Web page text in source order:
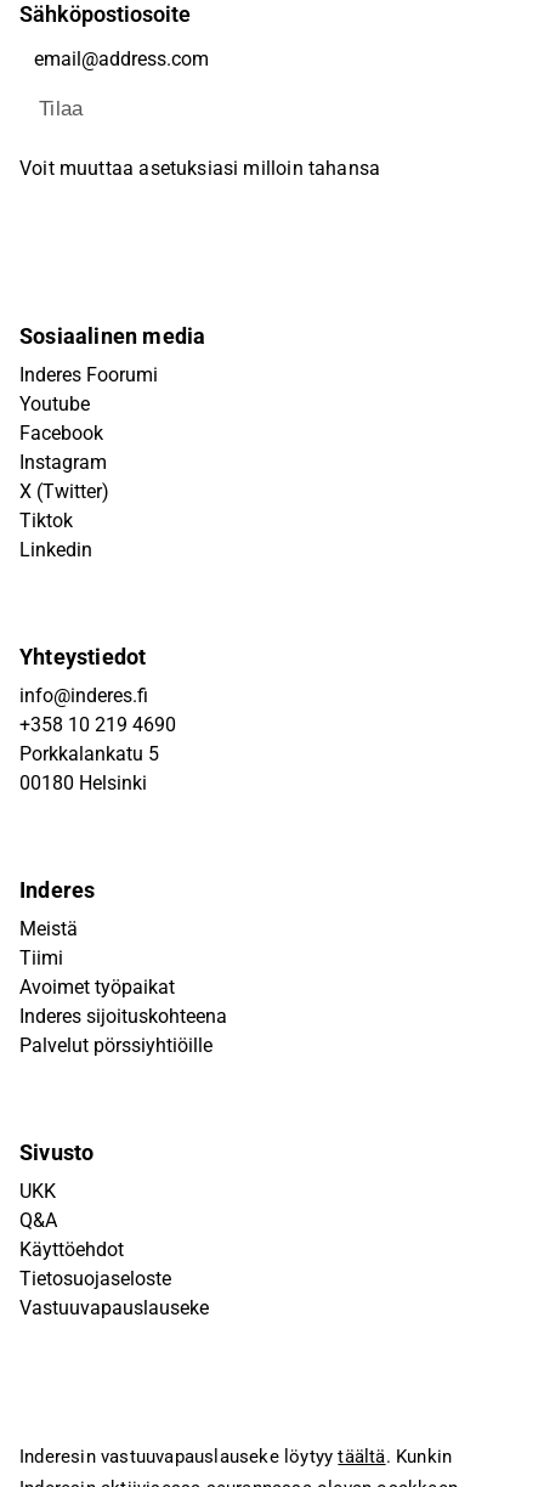
Sähköpostiosoite
Tilaa
Voit muuttaa asetuksiasi milloin tahansa
Sosiaalinen media
Inderes Foorumi
Youtube
Facebook
Instagram
X (Twitter)
Tiktok
Linkedin
Yhteystiedot
info@inderes.fi
+358 10 219 4690
Porkkalankatu 5
00180 Helsinki
Inderes
Meistä
Tiimi
Avoimet työpaikat
Inderes sijoituskohteena
Palvelut pörssiyhtiöille
Sivusto
UKK
Q&A
Käyttöehdot
Tietosuojaseloste
Vastuuvapauslauseke
Inderesin vastuuvapauslauseke löytyytäältä. Kunkin